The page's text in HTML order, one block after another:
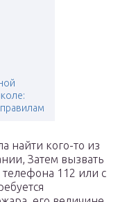
найти кого-то из
Затем вызвать
112 или с